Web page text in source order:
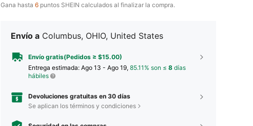
Gana hasta 6 puntos SHEIN calculados al finalizar la compra.
Envío a Columbus, OHIO, United States
Envío gratis(Pedidos ≥ $15.00)
Entrega estimada: Ago 13 - Ago 19, 85.11% son ≤ 8 días
hábiles
Devoluciones gratuitas en 30 días
Se aplican los términos y condiciones